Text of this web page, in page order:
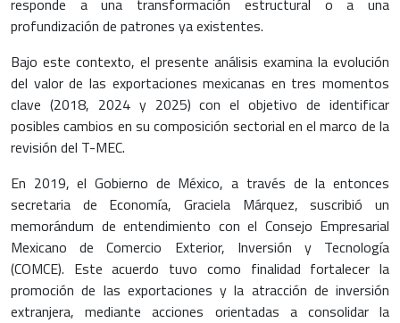
responde a una transformación estructural o a una
profundización de patrones ya existentes.
Bajo este contexto, el presente análisis examina la evolución
del valor de las exportaciones mexicanas en tres momentos
clave (2018, 2024 y 2025) con el objetivo de identificar
posibles cambios en su composición sectorial en el marco de la
revisión del T-MEC.
En 2019, el Gobierno de México, a través de la entonces
secretaria de Economía, Graciela Márquez, suscribió un
memorándum de entendimiento con el Consejo Empresarial
Mexicano de Comercio Exterior, Inversión y Tecnología
(COMCE). Este acuerdo tuvo como finalidad fortalecer la
promoción de las exportaciones y la atracción de inversión
extranjera, mediante acciones orientadas a consolidar la